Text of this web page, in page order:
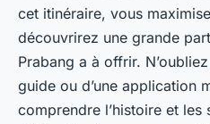
cet itinéraire, vous
découvrirez une grande
Prabang a à offrir.
guide ou d’une application
comprendre l’histoire et les